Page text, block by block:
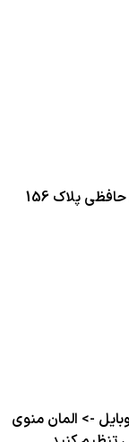
پلاک 156
-> المان منوی